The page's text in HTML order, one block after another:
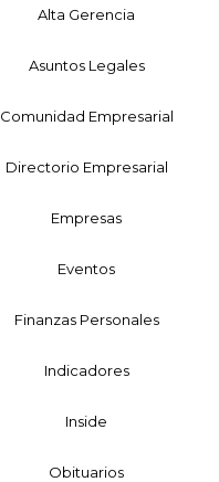
Alta Gerencia
Asuntos Legales
Comunidad Empresarial
Directorio Empresarial
Empresas
Eventos
Finanzas Personales
Indicadores
Inside
Obituarios